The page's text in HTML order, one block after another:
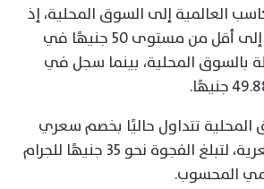
العالمية إلى السوق المحلية، إذ
انخفض سعر الدولار إلى أقل من مستوى 50 جنيهًا في
بالسوق المحلية، بينما سجل في
المحلية تتداول حاليًا بخصم سعري
بدلًا من العلاوة السعرية، لتبلغ الفجوة نحو 35 جنيهًا للجرام
المحسوب.